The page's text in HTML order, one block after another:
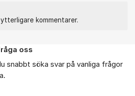
kommentarer.
oss
snabbt söka svar på vanliga frågor